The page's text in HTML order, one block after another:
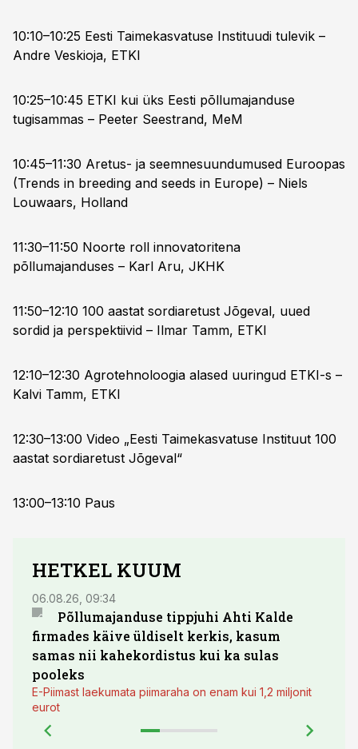
10:10–10:25 Eesti Taimekasvatuse Instituudi tulevik –
Andre Veskioja, ETKI
10:25–10:45 ETKI kui üks Eesti põllumajanduse
tugisammas – Peeter Seestrand, MeM
10:45–11:30 Aretus- ja seemnesuundumused Euroopas
(Trends in breeding and seeds in Europe) – Niels
Louwaars, Holland
11:30–11:50 Noorte roll innovatoritena
põllumajanduses – Karl Aru, JKHK
11:50–12:10 100 aastat sordiaretust Jõgeval, uued
sordid ja perspektiivid – Ilmar Tamm, ETKI
12:10–12:30 Agrotehnoloogia alased uuringud ETKI-s –
Kalvi Tamm, ETKI
12:30–13:00 Video „Eesti Taimekasvatuse Instituut 100
aastat sordiaretust Jõgeval“
13:00–13:10 Paus
HETKEL KUUM
06.08.26, 09:34
Põllumajanduse tippjuhi Ahti Kalde
firmades käive üldiselt kerkis, kasum
samas nii kahekordistus kui ka sulas
pooleks
E-Piimast laekumata piimaraha on enam kui 1,2 miljonit
eurot